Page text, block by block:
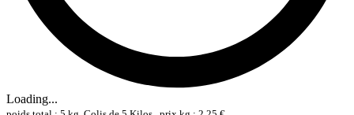
Loading...